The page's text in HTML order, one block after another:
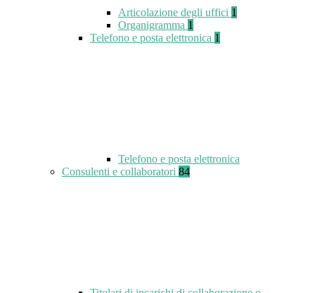
Articolazione degli uffici 1
Organigramma 1
Telefono e posta elettronica 1
Telefono e posta elettronica
Consulenti e collaboratori 84